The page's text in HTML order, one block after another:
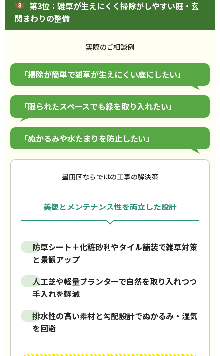
第3位：雑草が生えにくく掃除がしやすい庭・玄
関まわりの整備
実際のご相談例
「掃除が簡単で雑草が生えにくい庭にしたい」
「限られたスペースでも緑を取り入れたい」
「ぬかるみや水たまりを防止したい」
墨田区ならではの工事の解決策
美観とメンテナンス性を両立した設計
防草シート＋化粧砂利やタイル舗装で雑草対策
と景観アップ
人工芝や軽量プランターで自然を取り入れつつ
手入れを軽減
排水性の高い素材と勾配設計でぬかるみ・湿気
を回避